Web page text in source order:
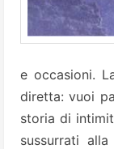
e occasioni.
diretta: vuoi
storia di
sussurrati